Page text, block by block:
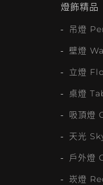
燈飾精品
吊燈
壁燈
立燈
桌燈
吸頂燈
天光
戶外燈
崁燈